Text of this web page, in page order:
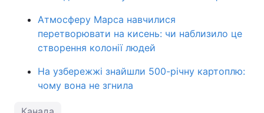
Атмосферу Марса навчилися
перетворювати на кисень: чи наблизило це
створення колонії людей
На узбережжі знайшли 500-річну картоплю:
чому вона не згнила